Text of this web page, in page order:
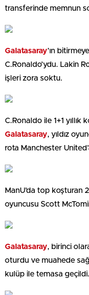
transferinde memnun
Galatasaray’ın
C.Ronaldo’ydu. Lakin
işleri zora soktu.
C.Ronaldo ile 1+1
Galatasaray, yıldız
rota Manchester
ManU’da top koşturan
oyuncusu Scott
Galatasaray, birinci
oturdu ve muahede
kulüp ile temasa geçildi.